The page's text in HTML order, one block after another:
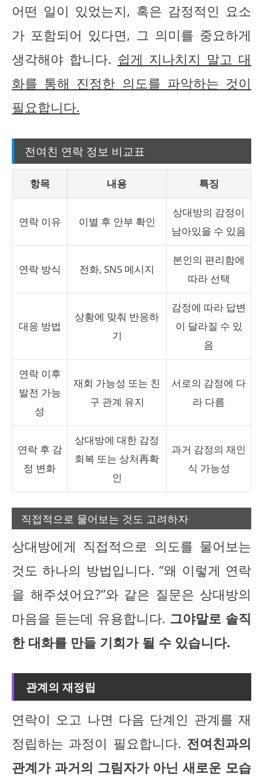
어떤 일이 있었는지, 혹은 감정적인 요소
가 포함되어 있다면, 그 의미를 중요하게
생각해야 합니다. 쉽게 지나치지 말고 대
화를 통해 진정한 의도를 파악하는 것이
필요합니다.
전여친 연락 정보 비교표
항목 내용 특징
연락 이유 이별 후 안부 확인
상대방의 감정이
남아있을 수 있음
연락 방식 전화, SNS 메시지
본인의 편리함에
따라 선택
대응 방법
상황에 맞춰 반응하
기
감정에 따라 답변
이 달라질 수 있
음
연락 이후
발전 가능
성
재회 가능성 또는 친
구 관계 유지
서로의 감정에 다
라 다름
연락 후 감
정 변화
상대방에 대한 감정
회복 또는 상처再확
인
과거 감정의 재인
식 가능성
직접적으로 물어보는 것도 고려하자
상대방에게 직접적으로 의도를 물어보는
것도 하나의 방법입니다. “왜 이렇게 연락
을 해주셨어요?”와 같은 질문은 상대방의
마음을 듣는데 유용합니다. 그야말로 솔직
한 대화를 만들 기회가 될 수 있습니다.
관계의 재정립
연락이 오고 나면 다음 단계인 관계를 재
정립하는 과정이 필요합니다. 전여친과의
관계가 과거의 그림자가 아닌 새로운 모습